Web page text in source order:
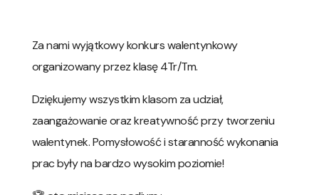
Za nami wyjątkowy konkurs walentynkowy
organizowany przez klasę 4Tr/Tm.
Dziękujemy wszystkim klasom za udział,
zaangażowanie oraz kreatywność przy tworzeniu
walentynek. Pomysłowość i staranność wykonania
prac były na bardzo wysokim poziomie!